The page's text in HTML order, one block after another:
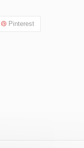
Pinterest